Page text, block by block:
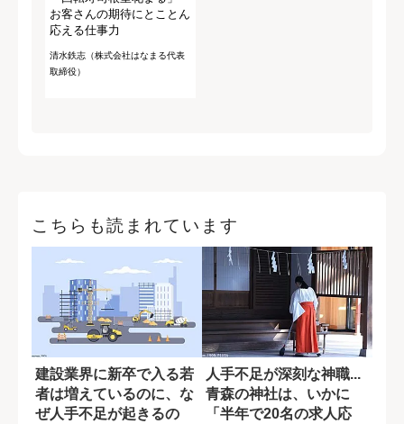
お客さんの期待にとことん
応える仕事力
清水鉄志（株式会社はなまる代表
取締役）
こちらも読まれています
建設業界に新卒で入る若
者は増えているのに、な
ぜ人手不足が起きるの
人手不足が深刻な神職...
青森の神社は、いかに
「半年で20名の求人応